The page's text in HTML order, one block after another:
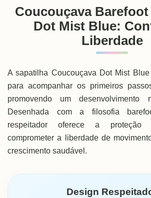
Coucouçava
Dot Mist Blue:
Liberdade
A sapatilha Coucouçava Dot Mist
para acompanhar os primeiros
promovendo um desenvolvimento
Desenhada com a filosofia
respeitador oferece a proteção
comprometer a liberdade de
crescimento saudável.
Design